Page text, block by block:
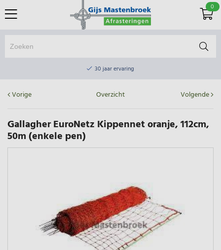
0
30 jaar ervaring
30 jaar ervaring
Elektrisch afrasteringsmateriaal gratis verzending vanaf €75
Vorige Overzicht Volgende
Gallagher EuroNetz Kippennet oranje, 112cm,
50m (enkele pen)